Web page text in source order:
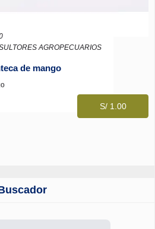
AGROPECUARIOS
de mango
S/ 1.00